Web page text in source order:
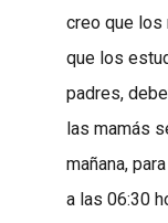
creo que los
que los
padres,
las mamás
mañana,
a las 06:30